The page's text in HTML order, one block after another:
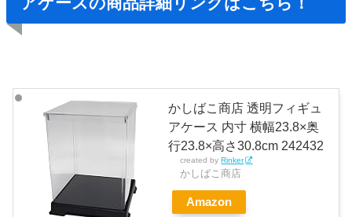
かしばこ商店 透明フィギュ
アケース 内寸 横幅23.8×奥
行23.8×高さ30.8cm 242432
created byRinker
かしばこ商店
Amazon